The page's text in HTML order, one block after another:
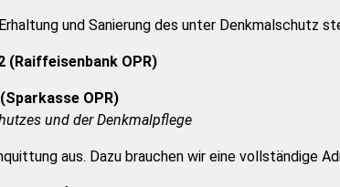
und Sanierung des unter Denkmalschutz
(Raiffeisenbank OPR)
OPR)
und der Denkmalpflege
aus. Dazu brauchen wir eine vollständige